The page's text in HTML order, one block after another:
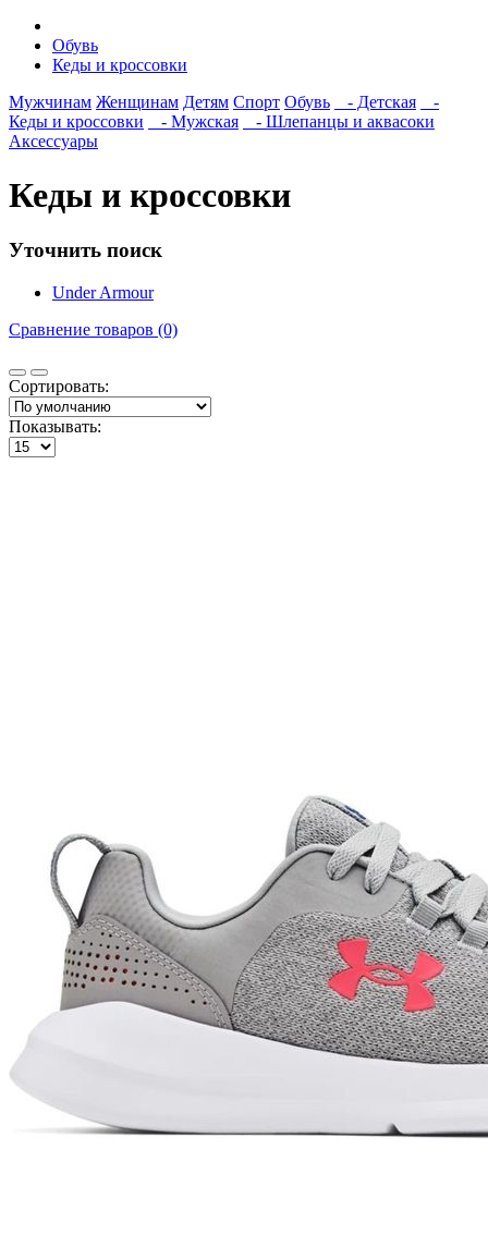
Обувь
Кеды и кроссовки
Мужчинам Женщинам Детям Спорт Обувь - Детская
-
Кеды и кроссовки
- Мужская
- Шлепанцы и аквасоки
Аксессуары
Кеды и кроссовки
Уточнить поиск
Under Armour
Сравнение товаров (0)
Сортировать:
Показывать: